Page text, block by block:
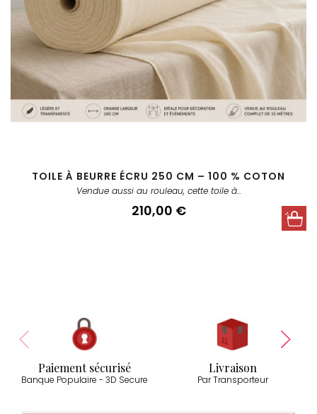
TOILE À BEURRE ÉCRU 250 CM – 100 % COTON
Vendue aussi au rouleau, cette toile à...
Prix
210,00 €
Paiement sécurisé
Banque Populaire - 3D Secure
Livraison
Par Transporteur